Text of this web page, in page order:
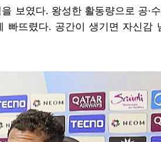
보였다. 왕성한 활동량으로 공·
빠뜨렸다. 공간이 생기면 자신감